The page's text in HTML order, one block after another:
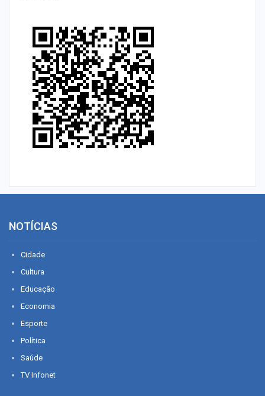
NOTÍCIAS
Cidade
Cultura
Educação
Economia
Esporte
Política
Saúde
TV Infonet